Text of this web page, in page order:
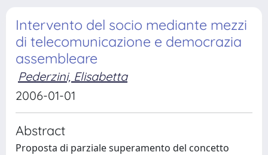
Intervento del socio mediante mezzi
di telecomunicazione e democrazia
assembleare
Pederzini, Elisabetta
2006-01-01
Abstract
Proposta di parziale superamento del concetto